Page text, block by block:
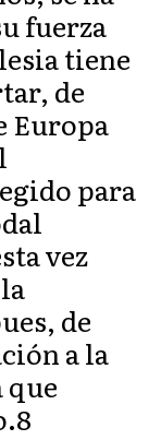
fuerza
tiene
de
Europa
para
vez
de
a la
que